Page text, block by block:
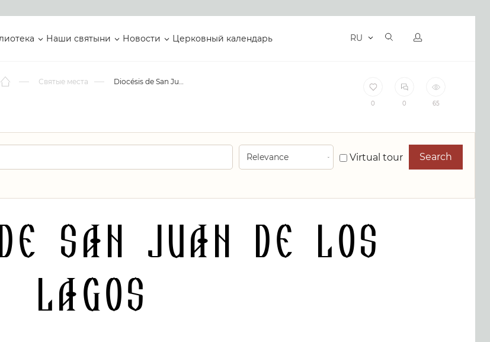
Наши святыни Новости Церковный календарь RU
Святые места Diocésis de San Juan de los Lagos
0 0 65
Virtual tour Search
San Juan de los
Lagos